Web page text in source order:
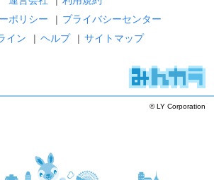
ポリシー
| プライバシーセンター
イン
| ヘルプ | サイトマップ
© LY Corporation